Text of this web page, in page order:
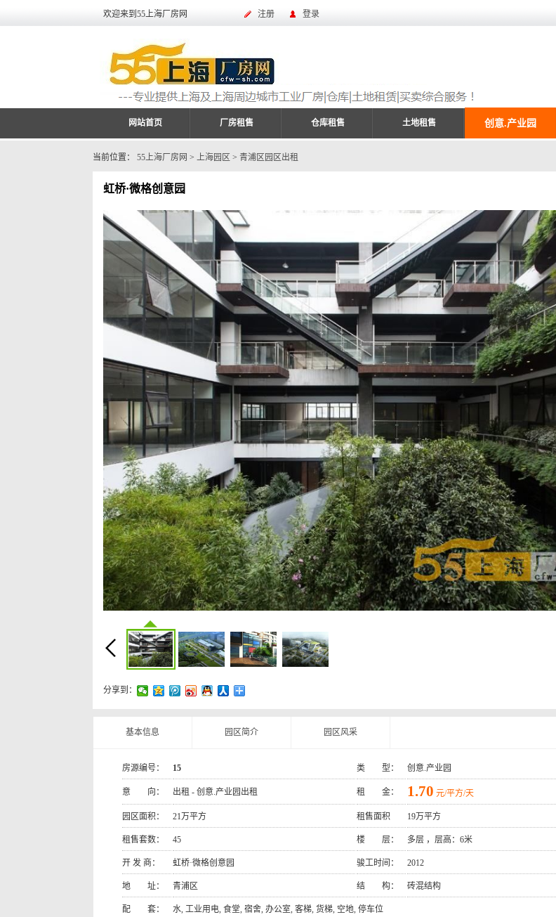
欢迎来到55上海厂房网 注册 登录
网站首页 厂房租售 仓库租售 土地租售 创意.产业园
当前位置： 55上海厂房网 > 上海园区 > 青浦区园区出租
虹桥·微格创意园
分享到：
基本信息 园区简介 园区风采
房源编号： 15 类 型： 创意.产业园
意 向： 出租 - 创意.产业园出租 租 金： 1.70 元/平方/天
园区面积： 21万平方 租售面积 19万平方
租售套数： 45 楼 层： 多层 ，层高：6米
开 发 商： 虹桥·微格创意园 骏工时间： 2012
地 址： 青浦区 结 构： 砖混结构
配 套： 水, 工业用电, 食堂, 宿舍, 办公室, 客梯, 货梯, 空地, 停车位